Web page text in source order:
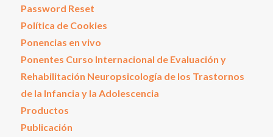
Password Reset
Política de Cookies
Ponencias en vivo
Ponentes Curso Internacional de Evaluación y
Rehabilitación Neuropsicología de los Trastornos
de la Infancia y la Adolescencia
Productos
Publicación